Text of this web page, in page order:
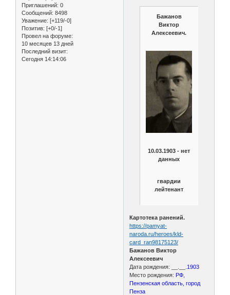
Приглашений: 0
Сообщений: 8498
Уважение: [+119/-0]
Позитив: [+0/-1]
Провел на форуме:
10 месяцев 13 дней
Последний визит:
Сегодня 14:14:06
Бажанов
Виктор
Алексеевич.
10.03.1903 - нет
данных
гвардии
лейтенант
Картотека ранений.
https://pamyat-
naroda.ru/heroes/kld-
card_ran98175123/
Бажанов Виктор
Алексеевич
Дата рождения: __.__. 1903
Место рождения: РФ,
Пензенская область, город
Пенза